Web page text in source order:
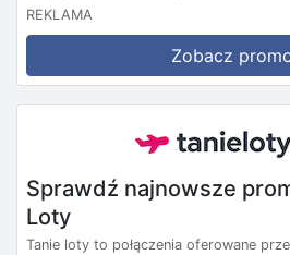
REKLAMA
Zobacz
Sprawdź najnowsze
Loty
Tanie loty to połączenia oferowane